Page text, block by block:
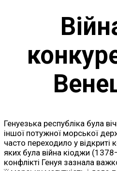
Генуезька республіка була
іншої потужної морської
часто переходило у відкриті
яких була війна кіоджи
конфлікті Генуя зазнала